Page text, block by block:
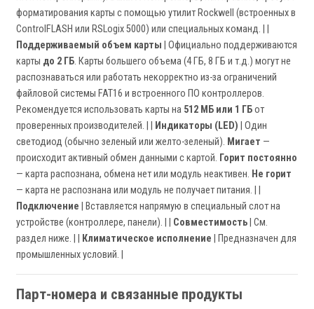
форматирования карты с помощью утилит Rockwell (встроенных в
ControlFLASH или RSLogix 5000) или специальных команд. | |
Поддерживаемый объем карты | Официально поддерживаются
карты до 2 ГБ. Карты большего объема (4 ГБ, 8 ГБ и т.д.) могут не
распознаваться или работать некорректно из-за ограничений
файловой системы FAT16 и встроенного ПО контроллеров.
Рекомендуется использовать карты на 512 МБ или 1 ГБот
проверенных производителей. | |
Индикаторы (LED) | Один
светодиод (обычно зеленый или желто-зеленый). Мигает —
происходит активный обмен данными с картой. Горит постоянно
— карта распознана, обмена нет или модуль неактивен. Не горит
— карта не распознана или модуль не получает питания. | |
Подключение | Вставляется напрямую в специальный слот на
устройстве (контроллере, панели). | | Совместимость | См.
раздел ниже. | |
Климатическое исполнение | Предназначен для
промышленных условий. |
Парт-номера и связанные продукты